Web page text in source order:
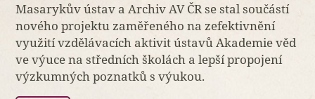
Masarykův ústav a Archiv AV ČR se stal součástí
nového projektu zaměřeného na zefektivnění
využití vzdělávacích aktivit ústavů Akademie věd
ve výuce na středních školách a lepší propojení
výzkumných poznatků s výukou.